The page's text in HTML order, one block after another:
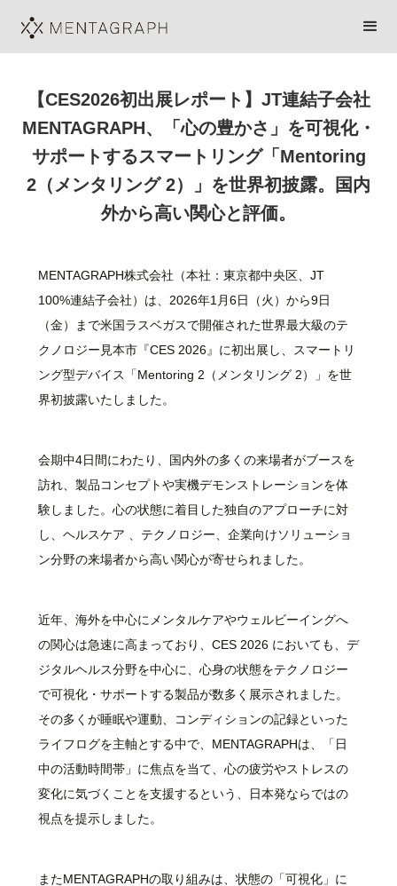
【CES2026初出展レポート】JT連結子会社
MENTAGRAPH、「心の豊かさ」を可視化・
サポートするスマートリング「Mentoring
2（メンタリング 2）」を世界初披露。国内
外から高い関心と評価。
MENTAGRAPH株式会社（本社：東京都中央区、JT
100%連結子会社）は、2026年1月6日（火）から9日
（金）まで米国ラスベガスで開催された世界最大級のテ
クノロジー見本市『CES 2026』に初出展し、スマートリ
ング型デバイス「Mentoring 2（メンタリング 2）」を世
界初披露いたしました。
会期中4日間にわたり、国内外の多くの来場者がブースを
訪れ、製品コンセプトや実機デモンストレーションを体
験しました。心の状態に着目した独自のアプローチに対
し、ヘルスケア 、テクノロジー、企業向けソリューショ
ン分野の来場者から高い関心が寄せられました。
近年、海外を中心にメンタルケアやウェルビーイングへ
の関心は急速に高まっており、CES 2026 においても、デ
ジタルヘルス分野を中心に、心身の状態をテクノロジー
で可視化・サポートする製品が数多く展示されました。
その多くが睡眠や運動、コンディションの記録といった
ライフログを主軸とする中で、MENTAGRAPHは、「日
中の活動時間帯」に焦点を当て、心の疲労やストレスの
変化に気づくことを支援するという、日本発ならではの
視点を提示しました。
またMENTAGRAPHの取り組みは、状態の「可視化」に